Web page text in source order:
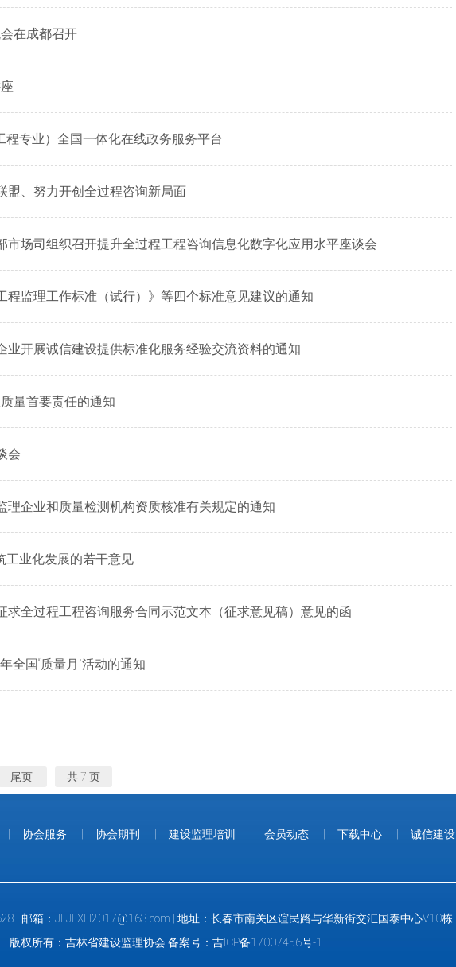
在成都召开
程专业）全国一体化在线政务服务平台
盟、努力开创全过程咨询新局面
市场司组织召开提升全过程工程咨询信息化数字化应用水平座谈会
程监理工作标准（试行）》等四个标准意见建议的通知
业开展诚信建设提供标准化服务经验交流资料的通知
量首要责任的通知
会
理企业和质量检测机构资质核准有关规定的通知
工业化发展的若干意见
求全过程工程咨询服务合同示范文本（征求意见稿）意见的函
全国“质量月”活动的通知
尾页 共 7 页
协会服务 协会期刊 建设监理培训 会员动态 下载中心 诚信建设
| 邮箱：JLJLXH2017@163.com | 地址：长春市南关区谊民路与华新街交汇国泰中心V10栋
版权所有：吉林省建设监理协会 备案号： 吉ICP备17007456号-1